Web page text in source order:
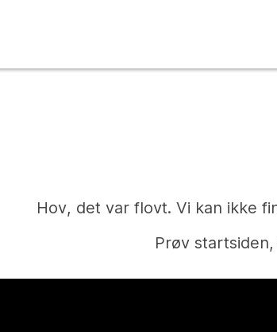
Hov, det var flovt. Vi kan ikke
Prøv